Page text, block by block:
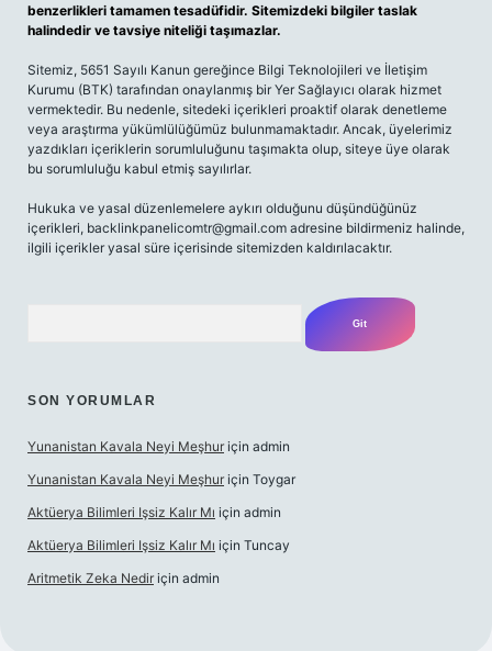
benzerlikleri tamamen tesadüfidir. Sitemizdeki bilgiler taslak
halindedir ve tavsiye niteliği taşımazlar.
Sitemiz, 5651 Sayılı Kanun gereğince Bilgi Teknolojileri ve İletişim
Kurumu (BTK) tarafından onaylanmış bir Yer Sağlayıcı olarak hizmet
vermektedir. Bu nedenle, sitedeki içerikleri proaktif olarak denetleme
veya araştırma yükümlülüğümüz bulunmamaktadır. Ancak, üyelerimiz
yazdıkları içeriklerin sorumluluğunu taşımakta olup, siteye üye olarak
bu sorumluluğu kabul etmiş sayılırlar.
Hukuka ve yasal düzenlemelere aykırı olduğunu düşündüğünüz
içerikleri, backlinkpanelicomtr@gmail.com adresine bildirmeniz halinde,
ilgili içerikler yasal süre içerisinde sitemizden kaldırılacaktır.
SON YORUMLAR
Yunanistan Kavala Neyi Meşhur için admin
Yunanistan Kavala Neyi Meşhur için Toygar
Aktüerya Bilimleri Işsiz Kalır Mı için admin
Aktüerya Bilimleri Işsiz Kalır Mı için Tuncay
Aritmetik Zeka Nedir için admin